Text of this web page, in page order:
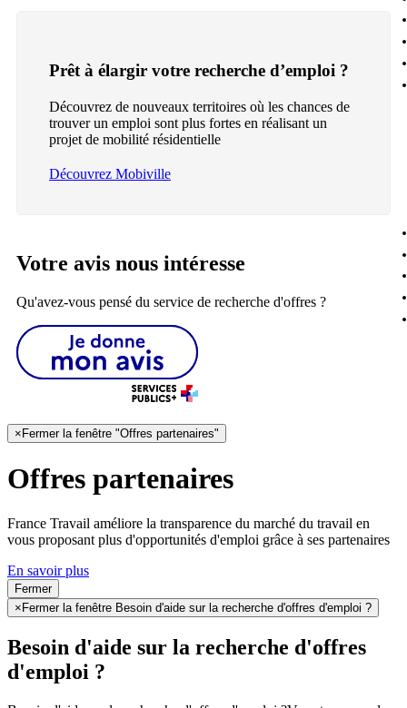
Prêt à élargir votre recherche d’emploi ?
Découvrez de nouveaux territoires où les chances de
trouver un emploi sont plus fortes en réalisant un
projet de mobilité résidentielle
Découvrez Mobiville
Votre avis nous intéresse
Qu'avez-vous pensé du service de recherche d'offres ?
× Fermer la fenêtre "Offres partenaires"
Offres partenaires
France Travail améliore la transparence du marché du travail en
vous proposant plus d'opportunités d'emploi grâce à ses partenaires
En savoir plus
Fermer
×Fermer la fenêtre Besoin d'aide sur la recherche d'offres d'emploi ?
Besoin d'aide sur la recherche d'offres
d'emploi ?